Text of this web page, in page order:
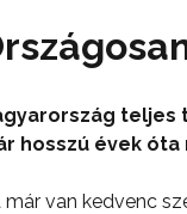
teljes
hosszú évek
már van kedvenc